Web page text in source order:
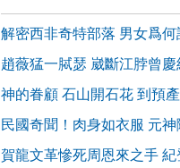
解密西非奇特部落 男女爲
趙薇猛一脦瑟 崴斷江脖曾慶
神的眷顧 石山開石花 到預
民國奇聞！肉身如衣服 元神
賀龍文革慘死周恩來之手